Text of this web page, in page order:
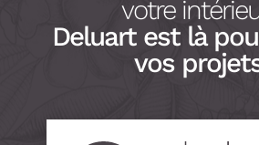
votre
Deluart est là
vos